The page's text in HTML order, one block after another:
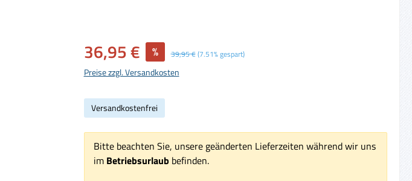
Verkaufspreis:
36,95 € % Regulärer Preis:
39,95 €(7.51% gespart)
Preise zzgl. Versandkosten
Versandkostenfrei
Bitte beachten Sie, unsere geänderten Lieferzeiten während wir uns
im Betriebsurlaub befinden.